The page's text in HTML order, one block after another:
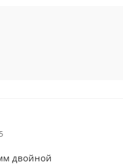
двойной